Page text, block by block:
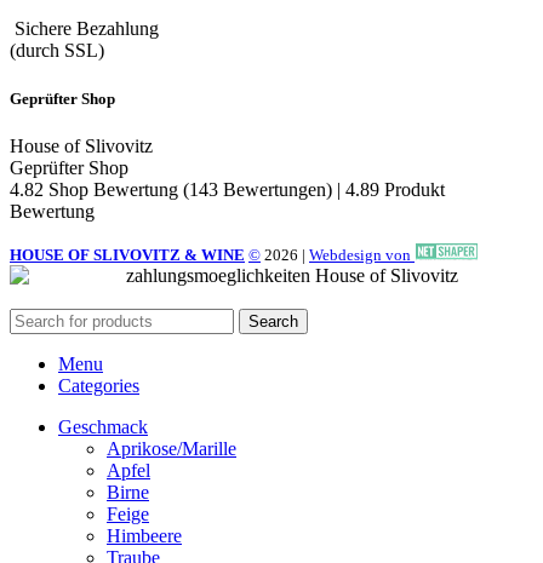
Sichere Bezahlung
(durch SSL)
Geprüfter Shop
House of Slivovitz
Geprüfter Shop
4.82 Shop Bewertung (143 Bewertungen) | 4.89 Produkt
Bewertung
HOUSE OF SLIVOVITZ & WINE © 2026 | Webdesign von
Search
Menu
Categories
Geschmack
Aprikose/Marille
Apfel
Birne
Feige
Himbeere
Traube